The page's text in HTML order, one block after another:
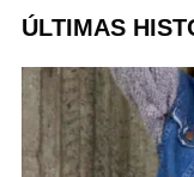
ÚLTIMAS